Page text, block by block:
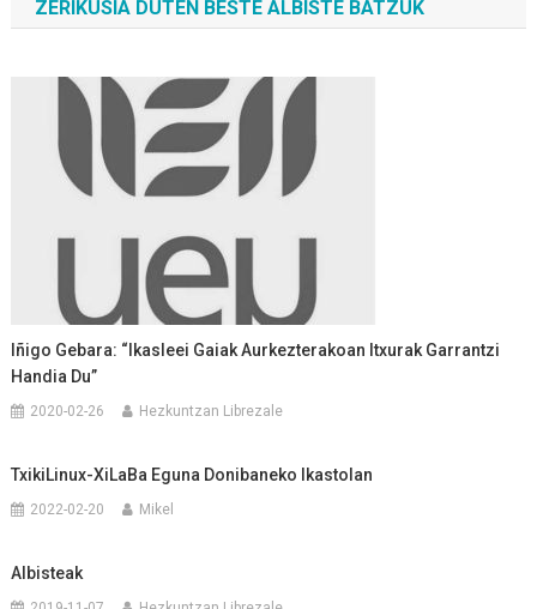
nabigatu
ZERIKUSIA DUTEN BESTE ALBISTE BATZUK
Iñigo Gebara: “Ikasleei Gaiak Aurkezterakoan Itxurak Garrantzi
Handia Du”
2020-02-26 Hezkuntzan Librezale
TxikiLinux-XiLaBa Eguna Donibaneko Ikastolan
2022-02-20 Mikel
Albisteak